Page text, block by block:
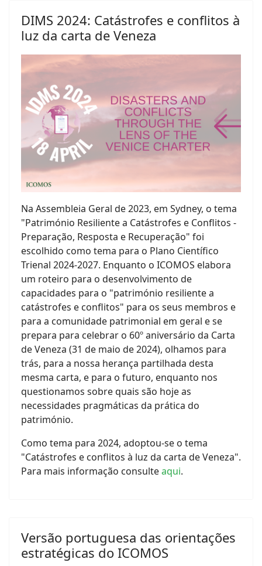
DIMS 2024: Catástrofes e conflitos à
luz da carta de Veneza
Na Assembleia Geral de 2023, em Sydney, o tema
"Património Resiliente a Catástrofes e Conflitos -
Preparação, Resposta e Recuperação" foi
escolhido como tema para o Plano Científico
Trienal 2024-2027. Enquanto o ICOMOS elabora
um roteiro para o desenvolvimento de
capacidades para o "património resiliente a
catástrofes e conflitos" para os seus membros e
para a comunidade patrimonial em geral e se
prepara para celebrar o 60º aniversário da Carta
de Veneza (31 de maio de 2024), olhamos para
trás, para a nossa herança partilhada desta
mesma carta, e para o futuro, enquanto nos
questionamos sobre quais são hoje as
necessidades pragmáticas da prática do
património.
Como tema para 2024, adoptou-se o tema
"Catástrofes e conflitos à luz da carta de Veneza".
Para mais informação consulteaqui.
Versão portuguesa das orientações
estratégicas do ICOMOS